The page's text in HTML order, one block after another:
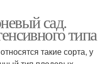
сад.
типа
такие сорта, у